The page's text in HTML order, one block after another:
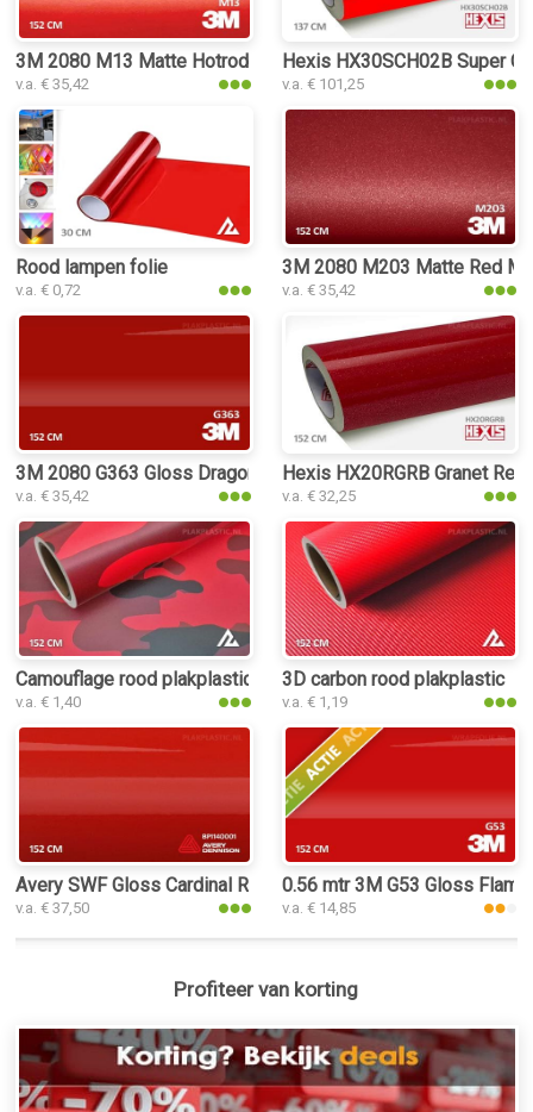
3M 2080 M13 Matte Hotrod Red plakplastic
v.a. € 35,42
Hexis HX30SCH02B Super
v.a. € 101,25
Rood lampen folie
v.a. € 0,72
3M 2080 M203 Matte Red
v.a. € 35,42
3M 2080 G363 Gloss Dragon Fire Red plakplastic
v.a. € 35,42
Hexis HX20RGRB Granet
v.a. € 32,25
Camouflage rood plakplastic
v.a. € 1,40
3D carbon rood plakplastic
v.a. € 1,19
Avery SWF Gloss Cardinal Red plakplastic
v.a. € 37,50
0.56 mtr 3M G53 Gloss Flame
v.a. € 14,85
Profiteer van korting